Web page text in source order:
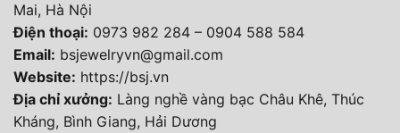
Mai, Hà Nội
Điện thoại: 0973 982 284 – 0904 588 584
Email: bsjewelryvn@gmail.com
Website: https://bsj.vn
Địa chỉ xưởng: Làng nghề vàng bạc Châu Khê, Thúc
Kháng, Bình Giang, Hải Dương